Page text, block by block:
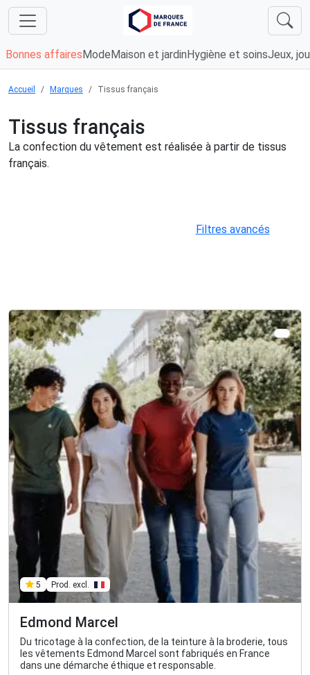
Bonnes affaires Mode Maison et jardin Hygiène et soinsJeux,
Accueil Marques Tissus français
Tissus français
La confection du vêtement est réalisée à partir de tissus
français.
Filtres avancés
5 Prod. excl.
Edmond Marcel
Du tricotage à la confection, de la teinture à la broderie, tous
les vêtements Edmond Marcel sont fabriqués en France
dans une démarche éthique et responsable.